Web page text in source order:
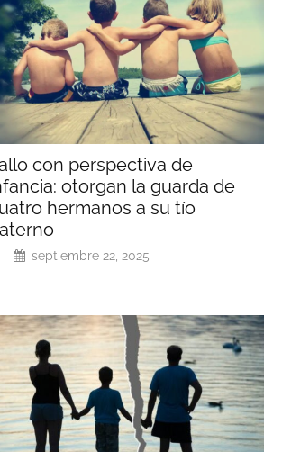
con perspectiva de
otorgan la guarda de
hermanos a su tío
septiembre 22, 2025